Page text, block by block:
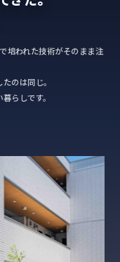
培われた技術がそのまま注
のは同じ。
らしです。